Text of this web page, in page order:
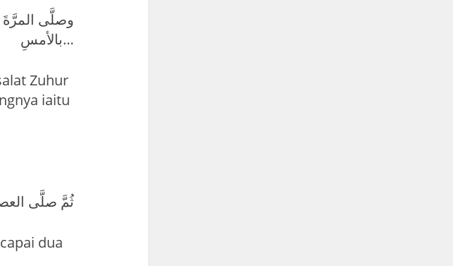
وصلَّى المرَّةَ
بالأمسِ…
Zuhur
iaitu
ثُمَّ صلَّى
dua